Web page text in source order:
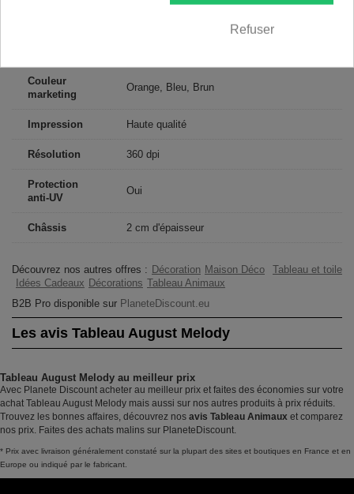
Couleur
marketing
Orange, Bleu, Brun
Impression Haute qualité
Résolution 360 dpi
Protection
anti-UV
Oui
Châssis 2 cm d'épaisseur
Découvrez nos autres offres : Décoration Maison Déco
Tableau et toile
Idées Cadeaux Décorations Tableau Animaux
B2B Pro disponible sur PlaneteDiscount.eu
Les avis Tableau August Melody
Tableau August Melody au meilleur prix
Avec Planete Discount acheter au meilleur prix et faites des économies sur votre
achat Tableau August Melody mais aussi sur nos autres produits à prix réduits.
Trouvez les bonnes affaires, découvrez nos avis Tableau Animaux et comparez
nos prix. Faites des achats malins sur PlaneteDiscount.
* Prix avec livraison généralement constaté sur la plupart des sites et boutiques en France et en
Europe ou indiqué par le fabricant.
Refuser